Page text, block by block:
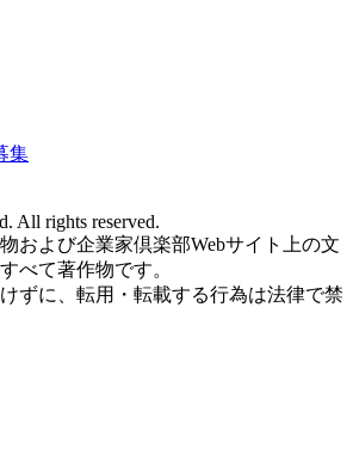
集
All rights reserved.
および企業家倶楽部Webサイト上の文
べて著作物です。
ずに、転用・転載する行為は法律で禁